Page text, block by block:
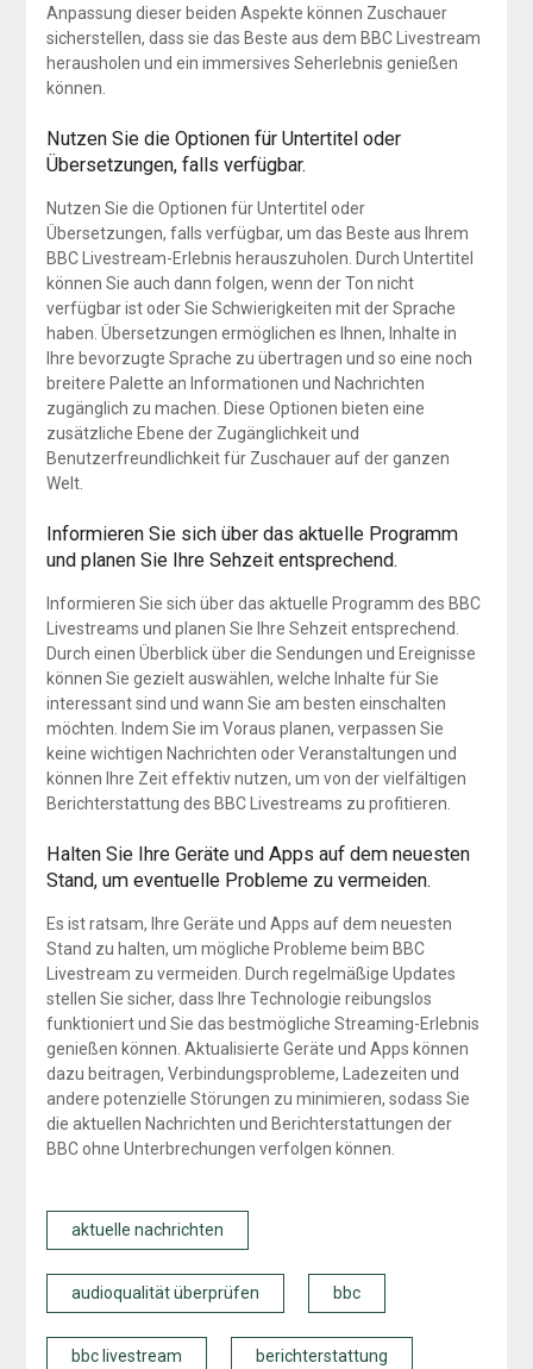
Anpassung dieser beiden Aspekte können Zuschauer
sicherstellen, dass sie das Beste aus dem BBC Livestream
herausholen und ein immersives Seherlebnis genießen
können.
Nutzen Sie die Optionen für Untertitel oder
Übersetzungen, falls verfügbar.
Nutzen Sie die Optionen für Untertitel oder
Übersetzungen, falls verfügbar, um das Beste aus Ihrem
BBC Livestream-Erlebnis herauszuholen. Durch Untertitel
können Sie auch dann folgen, wenn der Ton nicht
verfügbar ist oder Sie Schwierigkeiten mit der Sprache
haben. Übersetzungen ermöglichen es Ihnen, Inhalte in
Ihre bevorzugte Sprache zu übertragen und so eine noch
breitere Palette an Informationen und Nachrichten
zugänglich zu machen. Diese Optionen bieten eine
zusätzliche Ebene der Zugänglichkeit und
Benutzerfreundlichkeit für Zuschauer auf der ganzen
Welt.
Informieren Sie sich über das aktuelle Programm
und planen Sie Ihre Sehzeit entsprechend.
Informieren Sie sich über das aktuelle Programm des BBC
Livestreams und planen Sie Ihre Sehzeit entsprechend.
Durch einen Überblick über die Sendungen und Ereignisse
können Sie gezielt auswählen, welche Inhalte für Sie
interessant sind und wann Sie am besten einschalten
möchten. Indem Sie im Voraus planen, verpassen Sie
keine wichtigen Nachrichten oder Veranstaltungen und
können Ihre Zeit effektiv nutzen, um von der vielfältigen
Berichterstattung des BBC Livestreams zu profitieren.
Halten Sie Ihre Geräte und Apps auf dem neuesten
Stand, um eventuelle Probleme zu vermeiden.
Es ist ratsam, Ihre Geräte und Apps auf dem neuesten
Stand zu halten, um mögliche Probleme beim BBC
Livestream zu vermeiden. Durch regelmäßige Updates
stellen Sie sicher, dass Ihre Technologie reibungslos
funktioniert und Sie das bestmögliche Streaming-Erlebnis
genießen können. Aktualisierte Geräte und Apps können
dazu beitragen, Verbindungsprobleme, Ladezeiten und
andere potenzielle Störungen zu minimieren, sodass Sie
die aktuellen Nachrichten und Berichterstattungen der
BBC ohne Unterbrechungen verfolgen können.
aktuelle nachrichten
audioqualität überprüfen bbc
bbc livestream berichterstattung